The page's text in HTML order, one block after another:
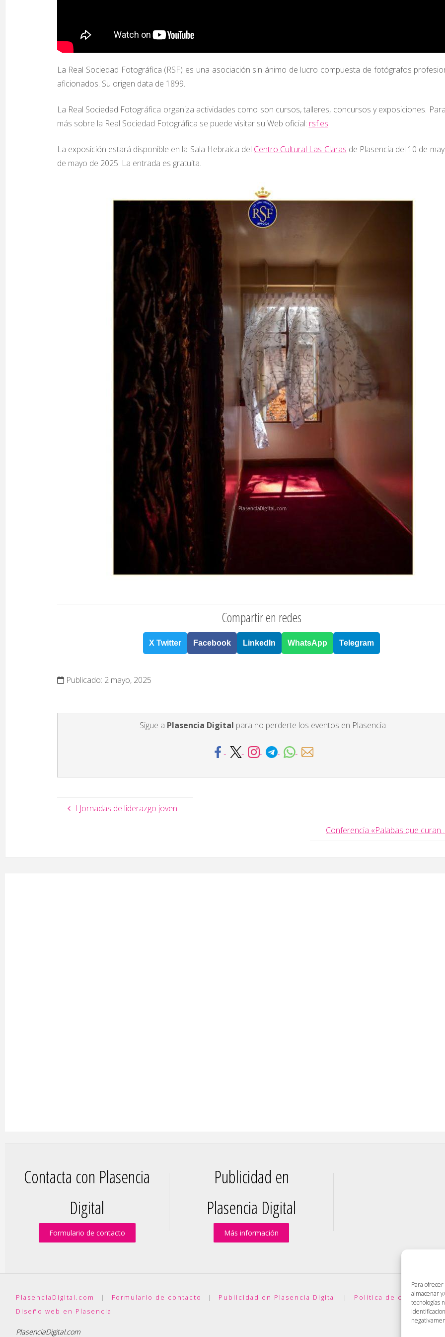
Para
almacenar
tecnologías
La Real Sociedad Fotográfica (RSF) es una asociación sin ánimo de lucro compuesta de fotógrafos
aficionados. Su origen data de 1899.
La Real Sociedad Fotográfica organiza actividades como son cursos, talleres, concursos y exposiciones.
más sobre la Real Sociedad Fotográfica se puede visitar su Web oficial: rsf.es
La exposición estará disponible en la Sala Hebraica del Centro Cultural Las Claras de Plasencia del 10 de
de mayo de 2025. La entrada es gratuita.
Compartir en redes
X Twitter Facebook LinkedIn WhatsApp Telegram
Publicado: 2 mayo, 2025
Sigue a Plasencia Digital para no perderte los eventos en Plasencia
I Jornadas de liderazgo joven
Conferencia «Palabas que
Contacta con Plasencia
Digital
Formulario de contacto
Publicidad en
Plasencia Digital
Más información
PlasenciaDigital.com | Formulario de contacto | Publicidad en Plasencia Digital |
Política de cookies (UE)
Diseño web en Plasencia
PlasenciaDigital.com